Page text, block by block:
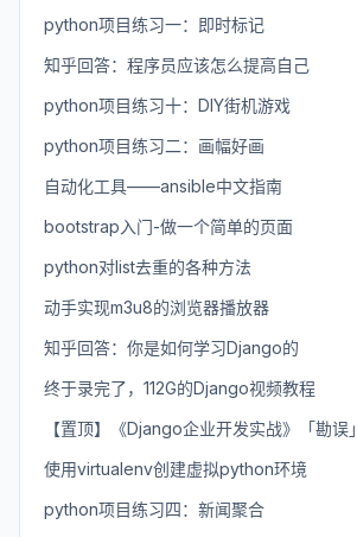
python项目练习一：即时标记
知乎回答：程序员应该怎么提高自己
python项目练习十：DIY街机游戏
python项目练习二：画幅好画
自动化工具——ansible中文指南
bootstrap入门-做一个简单的页面
python对list去重的各种方法
动手实现m3u8的浏览器播放器
知乎回答：你是如何学习Django的
终于录完了，112G的Django视频教程
【置顶】《Django企业开发实战》「勘误」
使用virtualenv创建虚拟python环境
python项目练习四：新闻聚合